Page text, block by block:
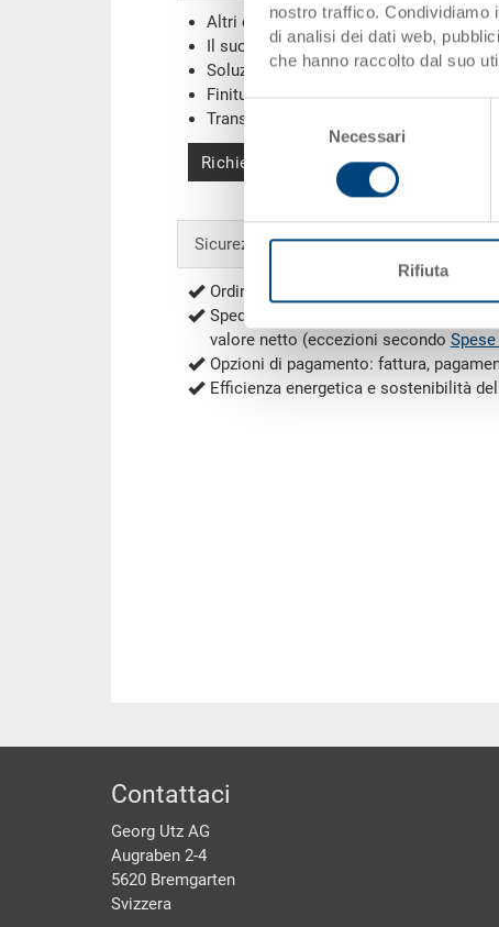
nostro traffico. Condividiamo
di analisi dei dati web,
che hanno raccolto dal suo
consenso
Necessari
Rifiuta
Altri colori
Il suo logo / etichette(Esempi)
Soluzioni individuali
Finiture
Transponder (RFID) / Barcodes
Richiedi offerta
Sicurezza & ordini
Ordini sicuri con la cifratura
Spedizione gratuita per ordini a partire
valore netto (eccezioni secondo
Opzioni di pagamento: fattura,
Efficienza energetica e sostenibilità
piè di pagine
Contattaci
Georg Utz AG
Augraben 2-4
5620 Bremgarten
Svizzera